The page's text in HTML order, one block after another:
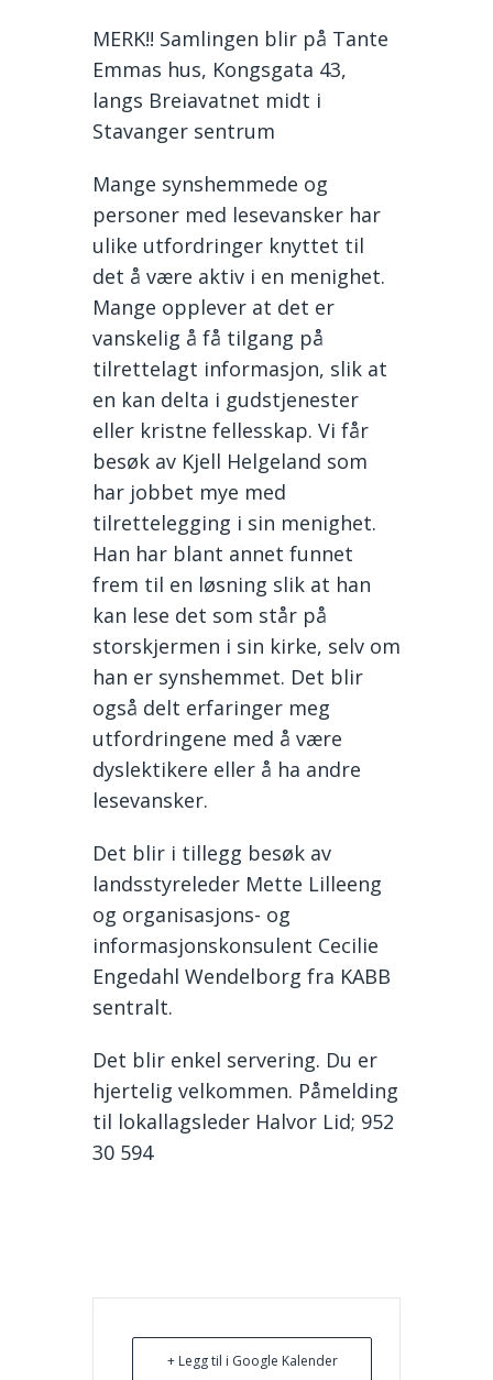
MERK!! Samlingen blir på Tante
Emmas hus, Kongsgata 43,
langs Breiavatnet midt i
Stavanger sentrum
Mange synshemmede og
personer med lesevansker har
ulike utfordringer knyttet til
det å være aktiv i en menighet.
Mange opplever at det er
vanskelig å få tilgang på
tilrettelagt informasjon, slik at
en kan delta i gudstjenester
eller kristne fellesskap. Vi får
besøk av Kjell Helgeland som
har jobbet mye med
tilrettelegging i sin menighet.
Han har blant annet funnet
frem til en løsning slik at han
kan lese det som står på
storskjermen i sin kirke, selv om
han er synshemmet. Det blir
også delt erfaringer meg
utfordringene med å være
dyslektikere eller å ha andre
lesevansker.
Det blir i tillegg besøk av
landsstyreleder Mette Lilleeng
og organisasjons- og
informasjonskonsulent Cecilie
Engedahl Wendelborg fra KABB
sentralt.
Det blir enkel servering. Du er
hjertelig velkommen. Påmelding
til lokallagsleder Halvor Lid; 952
30 594
+ Legg til i Google Kalender